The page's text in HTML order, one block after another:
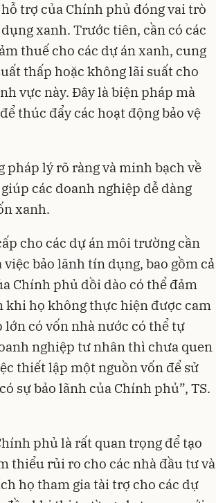
trợ của Chính phủ đóng vai trò
xanh. Trước tiên, cần có các
thuế cho các dự án xanh, cung
thấp hoặc không lãi suất cho
vực này. Đây là biện pháp mà
thúc đẩy các hoạt động bảo vệ
pháp lý rõ ràng và minh bạch về
các doanh nghiệp dễ dàng
xanh.
cho các dự án môi trường cần
bảo lãnh tín dụng, bao gồm cả
Chính phủ dồi dào có thể đảm
khi họ không thực hiện được cam
có vốn nhà nước có thể tự
nghiệp tư nhân thì chưa quen
thiết lập một nguồn vốn để sử
sự bảo lãnh của Chính phủ”, TS.
phủ là rất quan trọng để tạo
thiểu rủi ro cho các nhà đầu tư và
họ tham gia tài trợ cho các dự